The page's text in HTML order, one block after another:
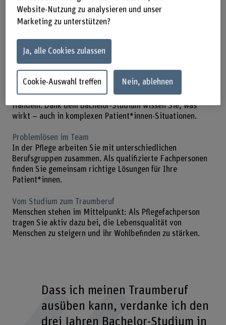
Berufliche Perspektiven + Karrieremöglichkeiten
Herausforderungen: Fachspezialisierung,
Führungsverantwortung oder die Ausbildung der nächsten
Generation Pflegefachpersonen.
Wissenschaftlich denken, praktisch handeln
Wissenschaftliche Erkenntnisse leiten Ihr praktisches
Handeln. Dank dem Bachelor-Studium wissen Sie, was
wirkt – auch in komplexen Patient*innen-Situationen.
Problemlösen im Team
In der Pflege arbeiten Sie mit unterschiedlichen
Berufsgruppen zusammen. Als qualifizierte Fachpersonen
finden Sie gemeinsam richtige Lösungen für Ihre
Patient*innen.
Vom Studium zum Traumberuf
Menschen stehen im Mittelpunkt: Als Pflegefachperson
tragen Sie aktiv dazu bei, die Lebensqualität von
Menschen zu steigern und ihr Wohlbefinden zu stärken.
Dass ich meinen Traumberuf
ausüben kann, verdanke ich den
drei Jahren Bachelor-Studium in
Website-Nutzung zu analysieren und unser
Marketing zu unterstützen?
Ja, alle Cookies zulassen
Cookie-Auswahl treffen Nein, ablehnen